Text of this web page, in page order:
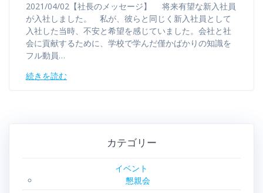
2021/04/02【社長のメッセージ】 将来有望な新入社員
が入社しました。 私が、彼らと同じく新入社員として
入社した当時、不安と希望を感じていました。会社と社
会に貢献するために、学校で学んだ僅かばかりの知識を
フル動員…
続きを読む
カテゴリー
イベント
懇親会